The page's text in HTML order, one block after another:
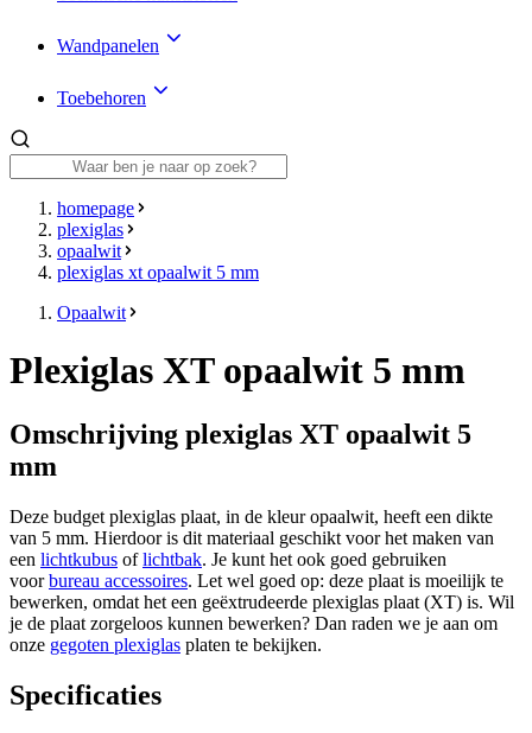
Wandpanelen
Toebehoren
homepage
plexiglas
opaalwit
plexiglas xt opaalwit 5 mm
Opaalwit
Plexiglas XT opaalwit 5 mm
Omschrijving plexiglas XT opaalwit 5
mm
Deze budget plexiglas plaat, in de kleur opaalwit, heeft een dikte
van 5 mm. Hierdoor is dit materiaal geschikt voor het maken van
een lichtkubus oflichtbak. Je kunt het ook goed gebruiken
voorbureau accessoires. Let wel goed op: deze plaat is moeilijk te
bewerken, omdat het een geëxtrudeerde plexiglas plaat (XT) is. Wil
je de plaat zorgeloos kunnen bewerken? Dan raden we je aan om
onze gegoten plexiglas platen te bekijken.
Specificaties